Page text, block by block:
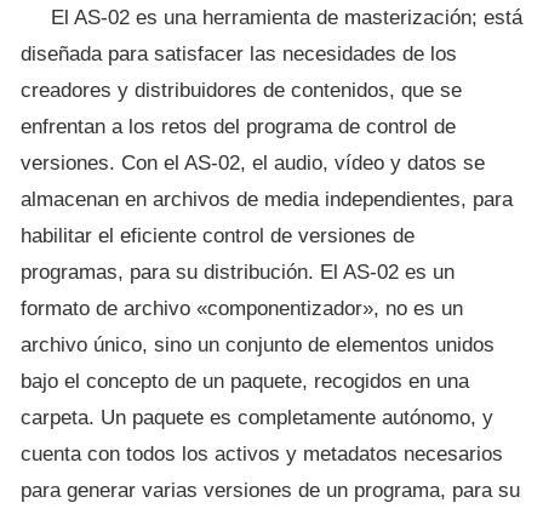
El AS-02 es una herramienta de masterización; está
diseñada para satisfacer las necesidades de los
creadores y distribuidores de contenidos, que se
enfrentan a los retos del programa de control de
versiones. Con el AS-02, el audio, vídeo y datos se
almacenan en archivos de media independientes, para
habilitar el eficiente control de versiones de
programas, para su distribución. El AS-02 es un
formato de archivo «componentizador», no es un
archivo único, sino un conjunto de elementos unidos
bajo el concepto de un paquete, recogidos en una
carpeta. Un paquete es completamente autónomo, y
cuenta con todos los activos y metadatos necesarios
para generar varias versiones de un programa, para su